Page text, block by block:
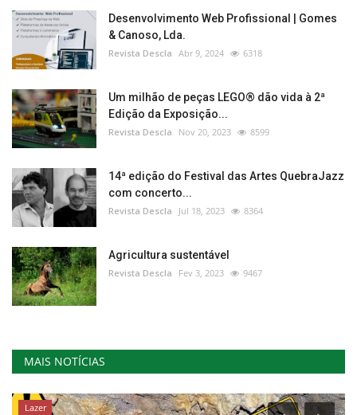
Desenvolvimento Web Profissional | Gomes
& Canoso, Lda.
Revista Descla Abr 9, 2024 6318
Um milhão de peças LEGO® dão vida à 2ª
Edição da Exposição...
Revista Descla Nov 20, 2023 8599
14ª edição do Festival das Artes QuebraJazz
com concerto...
Revista Descla Jul 18, 2023 8364
Agricultura sustentável
Revista Descla Fev 3, 2023 9467
MAIS NOTÍCIAS
Lazer